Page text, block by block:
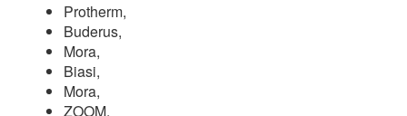
Protherm,
Buderus,
Mora,
Biasi,
Mora,
ZOOM,